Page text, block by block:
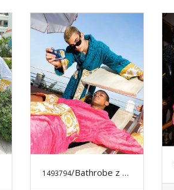
1493794/Bathrobe z VERSACE